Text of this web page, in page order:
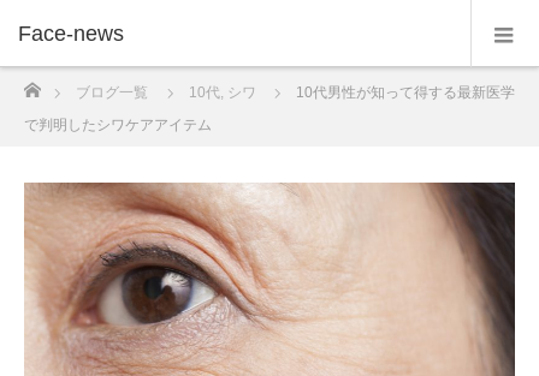
Face-news
ブログ一覧 10代, シワ
10代男性が知って得する最新医学
で判明したシワケアアイテム